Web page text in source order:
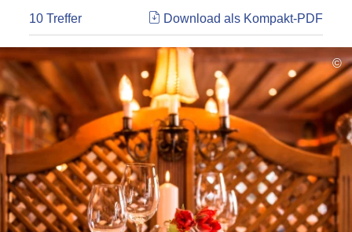
10 Treffer Download als Kompakt-PDF
©